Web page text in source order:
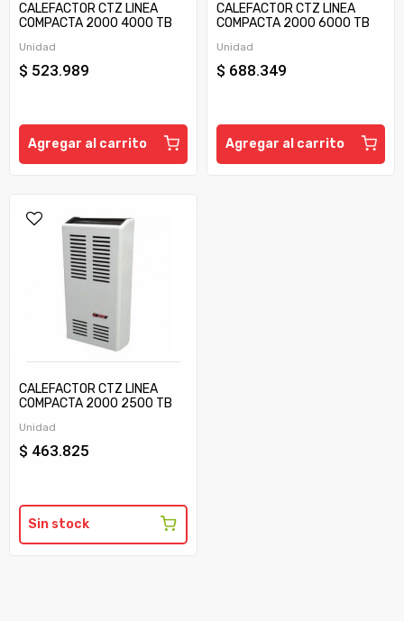
CALEFACTOR CTZ LINEA
COMPACTA 2000 4000 TB
Unidad
$ 523.989
Agregar al carrito
CALEFACTOR CTZ LINEA
COMPACTA 2000 6000 TB
Unidad
$ 688.349
Agregar al carrito
CALEFACTOR CTZ LINEA
COMPACTA 2000 2500 TB
Unidad
$ 463.825
Sin stock